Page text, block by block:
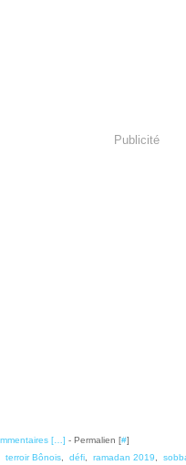
Publicité
[ ] - Permalien [#]
terroir Bônois défi ramadan 2019